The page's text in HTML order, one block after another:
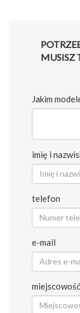
MUSISZ
Jakim
imię i
telefon
e-mail
miejscowość